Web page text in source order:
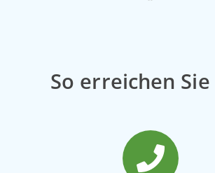
So erreichen